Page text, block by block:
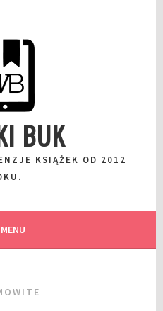
BUK
KSIĄŻEK OD 2012
MENU